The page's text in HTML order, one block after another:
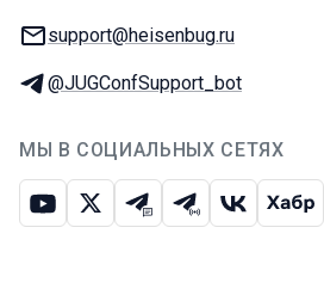
E-mail:
support@heisenbug.ru
Телеграм:
@JUGConfSupport_bot
МЫ В СОЦИАЛЬНЫХ СЕТЯХ
ЮтубИкс Телеграм-чат
Телеграм-канал
ВКонтакте
Хабр